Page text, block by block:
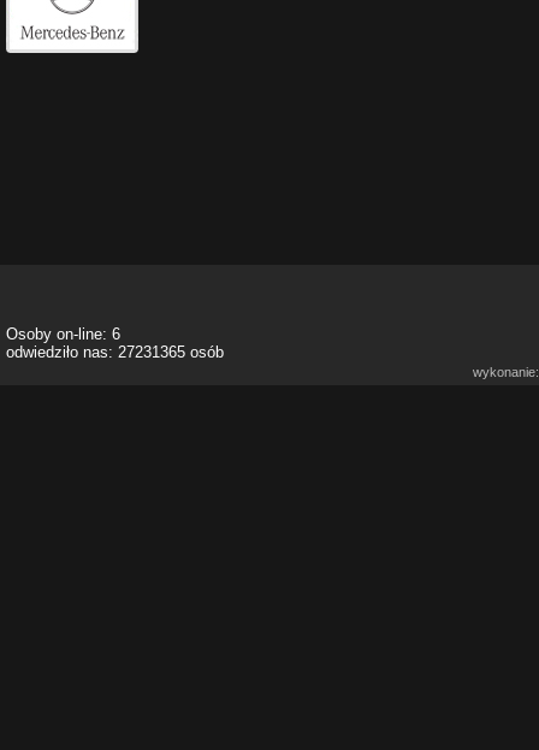
Osoby on-line: 6
odwiedziło nas: 27231365 osób